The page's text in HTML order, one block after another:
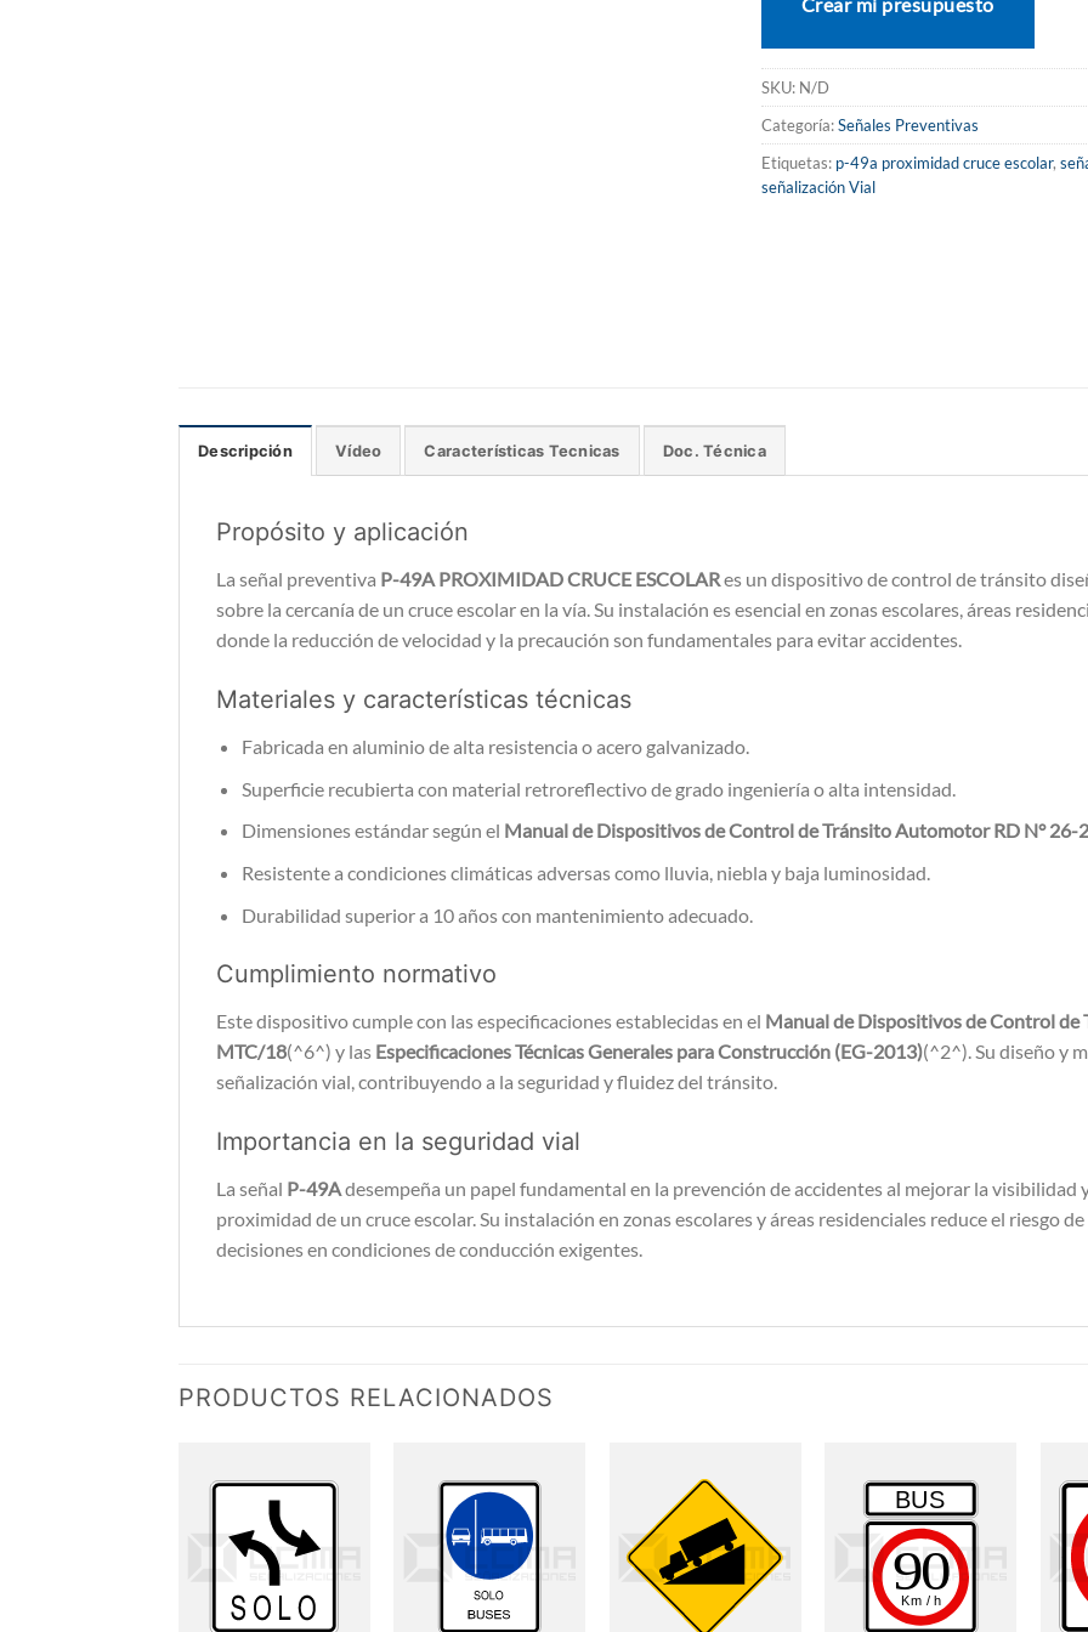
Crear mi presupuesto
SKU: N/D
Categoría:Señales Preventivas
Etiquetas: p-49a proximidad cruce escolar,
señalización Vial
Descripción Vídeo Características Tecnicas Doc. Técnica
Propósito y aplicación
La señal preventiva P-49A PROXIMIDAD CRUCE ESCOLARes un dispositivo de control de tránsito
sobre la cercanía de un cruce escolar en la vía. Su instalación es esencial en zonas escolares, áreas
donde la reducción de velocidad y la precaución son fundamentales para evitar accidentes.
Materiales y características técnicas
Fabricada en aluminio de alta resistencia o acero galvanizado.
Superficie recubierta con material retroreflectivo de grado ingeniería o alta intensidad.
Dimensiones estándar según el Manual de Dispositivos de Control de Tránsito Automotor RD N°
Resistente a condiciones climáticas adversas como lluvia, niebla y baja luminosidad.
Durabilidad superior a 10 años con mantenimiento adecuado.
Cumplimiento normativo
Este dispositivo cumple con las especificaciones establecidas en el Manual de Dispositivos de Control
MTC/18(^6^) y las Especificaciones Técnicas Generales para Construcción (EG-2013)(^2^). Su diseño y
señalización vial, contribuyendo a la seguridad y fluidez del tránsito.
Importancia en la seguridad vial
La señal P-49Adesempeña un papel fundamental en la prevención de accidentes al mejorar la
proximidad de un cruce escolar. Su instalación en zonas escolares y áreas residenciales reduce el riesgo
decisiones en condiciones de conducción exigentes.
PRODUCTOS RELACIONADOS